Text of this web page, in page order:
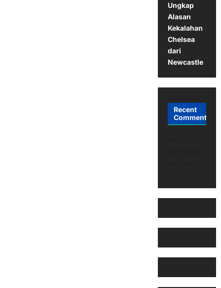
Ungkap
Alasan
Kekalahan
Chelsea
dari
Newcastle
Recent
Comments